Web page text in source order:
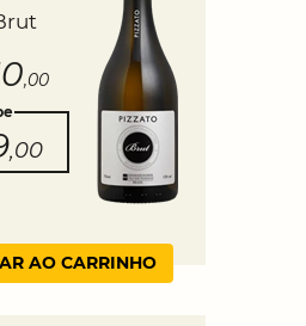
,00
,00
AO CARRINHO